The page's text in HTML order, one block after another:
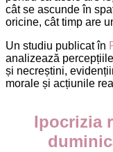
cât se ascunde în
oricine, cât timp are
Un studiu publicat în
analizează
și necreștini,
morale și acțiunile
Ipocrizia